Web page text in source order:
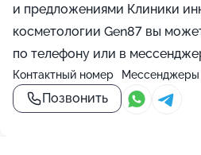
и предложениями Клиники
косметологии Gen87 вы
по телефону или в
Контактный номер
Позвонить
Мессенджеры